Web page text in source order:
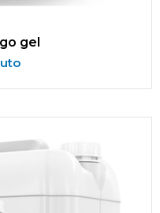
gel